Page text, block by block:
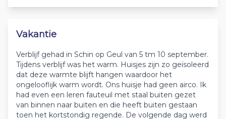
Vakantie
Verblijf gehad in Schin op Geul van 5 tm 10 september.
Tijdens verblijf was het warm. Huisjes zijn zo geïsoleerd
dat deze warmte blijft hangen waardoor het
ongelooflijk warm wordt. Ons huisje had geen airco. Ik
had even een leren fauteuil met staal buiten gezet
van binnen naar buiten en die heeft buiten gestaan
toen het kortstondig regende. De volgende dag werd